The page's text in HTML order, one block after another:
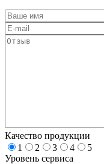
Качество продукции
1
2 3 4
5
Уровень сервиса